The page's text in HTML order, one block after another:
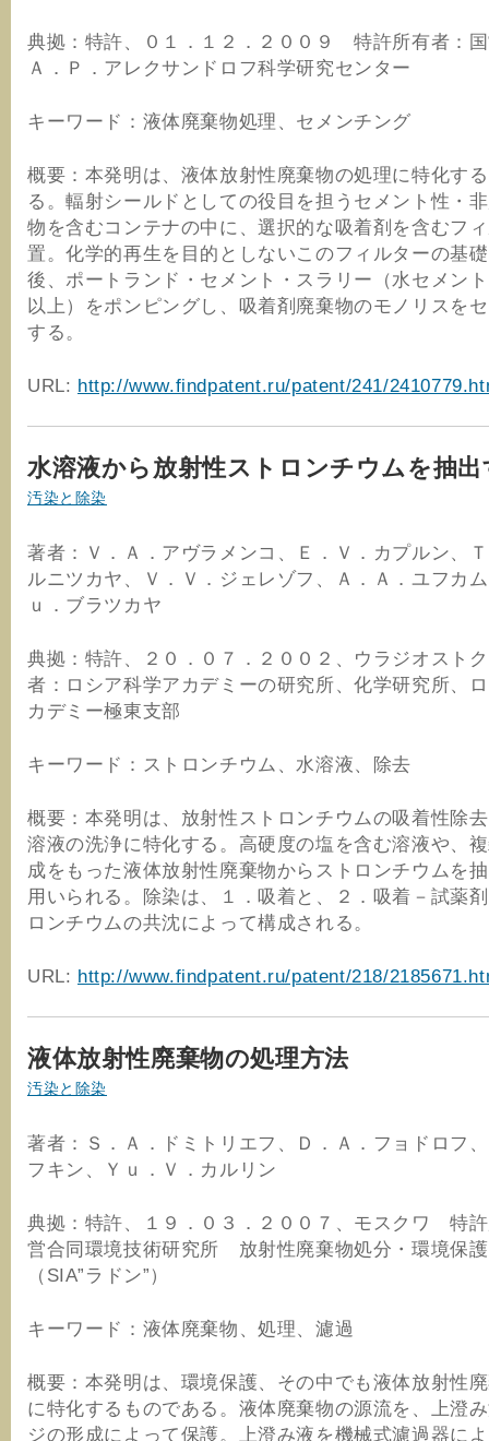
典拠：特許、０１．１２．２００９ 特許所有者：
Ａ．Ｐ．アレクサンドロフ科学研究センター
キーワード：液体廃棄物処理、セメンチング
概要：本発明は、液体放射性廃棄物の処理に特化す
る。輻射シールドとしての役目を担うセメント性・
物を含むコンテナの中に、選択的な吸着剤を含むフ
置。化学的再生を目的としないこのフィルターの基
後、ポートランド・セメント・スラリー（水セメン
以上）をポンピングし、吸着剤廃棄物のモノリスを
する。
URL: http://www.findpatent.ru/patent/241/
水溶液から放射性ストロンチウムを抽出
汚染と除染
著者：Ｖ．Ａ．アヴラメンコ、Ｅ．Ｖ．カプルン、
ルニツカヤ、Ｖ．Ｖ．ジェレゾフ、Ａ．Ａ．ユフカ
ｕ．ブラツカヤ
典拠：特許、２０．０７．２００２、ウラジオスト
者：ロシア科学アカデミーの研究所、化学研究所、
カデミー極東支部
キーワード：ストロンチウム、水溶液、除去
概要：本発明は、放射性ストロンチウムの吸着性除
溶液の洗浄に特化する。高硬度の塩を含む溶液や、
成をもった液体放射性廃棄物からストロンチウムを
用いられる。除染は、１．吸着と、２．吸着－試薬
ロンチウムの共沈によって構成される。
URL: http://www.findpatent.ru/patent/218/
液体放射性廃棄物の処理方法
汚染と除染
著者：Ｓ．Ａ．ドミトリエフ、Ｄ．Ａ．フョドロフ
フキン、Ｙｕ．Ｖ．カルリン
典拠：特許、１９．０３．２００７、モスクワ 特
営合同環境技術研究所 放射性廃棄物処分・環境保
（SIA”ラドン”）
キーワード：液体廃棄物、処理、濾過
概要：本発明は、環境保護、その中でも液体放射性
に特化するものである。液体廃棄物の源流を、上澄
ジの形成によって保護。上澄み液を機械式濾過器に